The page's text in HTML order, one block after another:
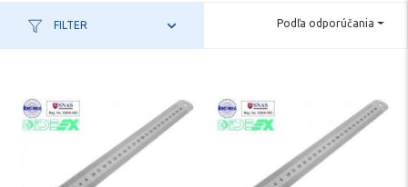
FILTER Podľa odporúčania